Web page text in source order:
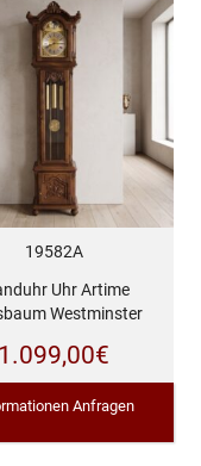
19582A
Uhr Artime
Westminster
1.099,00€
Anfragen